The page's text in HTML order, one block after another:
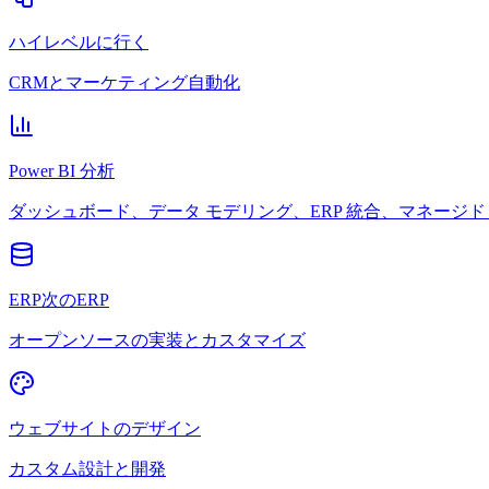
ハイレベルに行く
CRMとマーケティング自動化
Power BI 分析
ダッシュボード、データ モデリング、ERP 統合、マネージド
ERP次のERP
オープンソースの実装とカスタマイズ
ウェブサイトのデザイン
カスタム設計と開発